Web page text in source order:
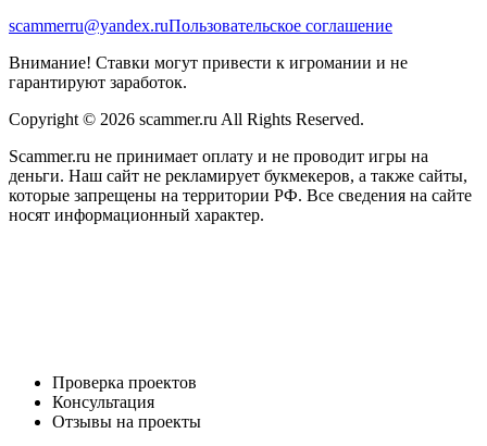
scammerru@yandex.ruПользовательское соглашение
Внимание! Ставки могут привести к игромании и не
гарантируют заработок.
Copyright © 2026 scammer.ru All Rights Reserved.
Scammer.ru не принимает оплату и не проводит игры на
деньги. Наш сайт не рекламирует букмекеров, а также сайты,
которые запрещены на территории РФ. Все сведения на сайте
носят информационный характер.
Проверка проектов
Консультация
Отзывы на проекты